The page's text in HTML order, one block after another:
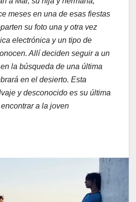
meses en una de esas fiestas
su foto una y otra vez
electrónica y un tipo de
Allí deciden seguir a un
la búsqueda de una última
en el desierto. Esta
y desconocido es su última
a la joven